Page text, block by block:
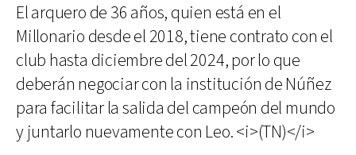
El arquero de 36 años, quien está en el
Millonario desde el 2018, tiene contrato con el
club hasta diciembre del 2024, por lo que
deberán negociar con la institución de Núñez
para facilitar la salida del campeón del mundo
y juntarlo nuevamente con Leo. <i>(TN)</i>